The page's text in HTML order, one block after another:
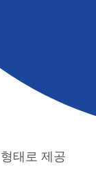
태로 제공